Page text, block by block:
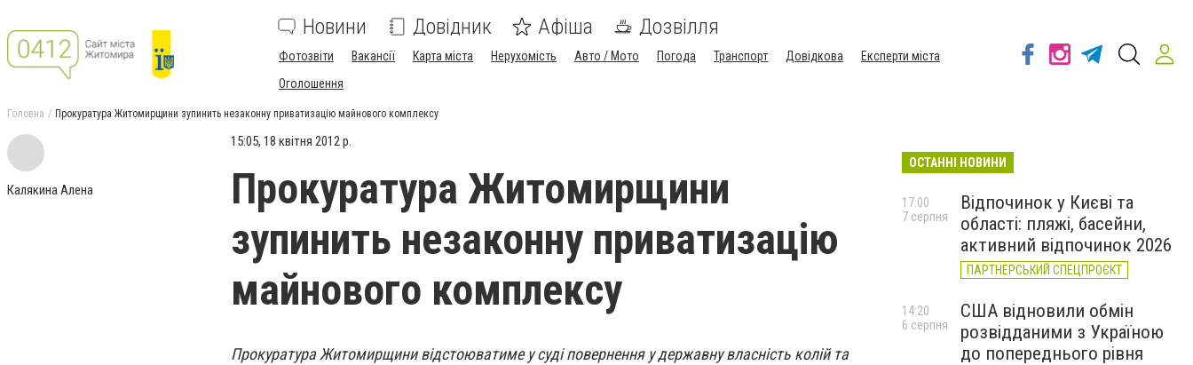
Новини Довідник Афіша Дозвілля
Фотозвіти Вакансії Карта міста Нерухомість Авто / Мото Погода Транспорт Довідкова
Експерти міста
Оголошення
Головна Прокуратура Житомирщини зупинить незаконну приватизацію майнового комплексу
Калякина Алена
15:05, 18 квітня 2012 р.
Прокуратура Житомирщини
зупинить незаконну приватизацію
майнового комплексу
Прокуратура Житомирщини відстоюватиме у суді повернення у державну власність колій та
ОСТАННІ НОВИНИ
Відпочинок у Києві та
області: пляжі, басейни,
активний відпочинок 2026
ПАРТНЕРСЬКИЙ СПЕЦПРОЄКТ
17:00
7 серпня
США відновили обмін
розвідданими з Україною
до попереднього рівня
14:20
6 серпня